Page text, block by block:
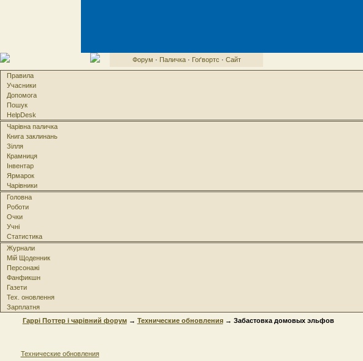
Форум · Паличка· Гоґвортс · Сайт
Правила
Учасники
Допомога
Пошук
HelpDesk
Чарівна паличка
Книга заклинань
Зілля
Крамниця
Інвентар
Ярмарок
Чарівники
Головна
Роботи
Очки
Учні
Статистика
Журнали
Мій Щоденник
Персонажі
Фанфикшн
Газети
Тех. оновлення
Зарплатня
Гаррі Поттер і чарівний форум→ Технические обновления→ Забастовка домовых эльфов
Технические обновления